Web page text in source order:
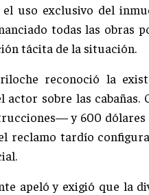
uso exclusivo del
todas las obras
tácita de la situación.
reconoció la
sobre las
y 600 dólares
reclamo tardío
apeló y exigió que la